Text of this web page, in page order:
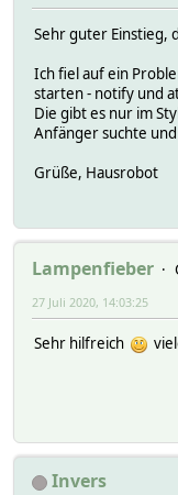
Sehr guter Einstieg,
Ich fiel auf ein
starten - notify und
Die gibt es nur im
Anfänger suchte
Grüße, Hausrobot
Lampenfieber
27 Juli 2020, 14:03:25
Sehr hilfreich
Invers